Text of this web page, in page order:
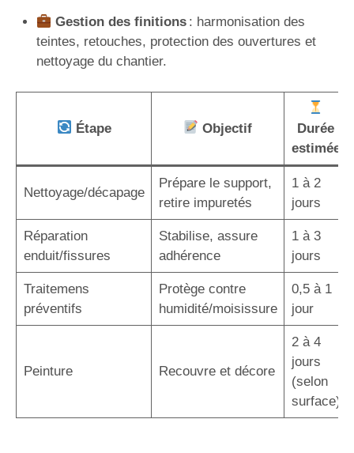
Gestion des finitions: harmonisation des
teintes, retouches, protection des ouvertures et
nettoyage du chantier.
Étape Objectif
Durée
estimée
Nettoyage/décapage
Prépare le support,
retire impuretés
1 à 2
jours
Réparation
enduit/fissures
Stabilise, assure
adhérence
1 à 3
jours
Traitemens
préventifs
Protège contre
humidité/moisissure
0,5 à 1
jour
Peinture Recouvre et décore
2 à 4
jours
(selon
surface)